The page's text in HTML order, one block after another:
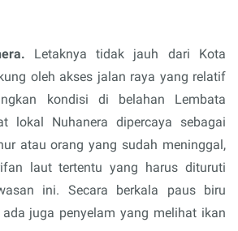
Letaknya tidak jauh dari Kota
oleh akses jalan raya yang relatif
kondisi di belahan Lembata
lokal Nuhanera dipercaya sebagai
atau orang yang sudah meninggal,
laut tertentu yang harus dituruti
ini. Secara berkala paus biru
juga penyelam yang melihat ikan